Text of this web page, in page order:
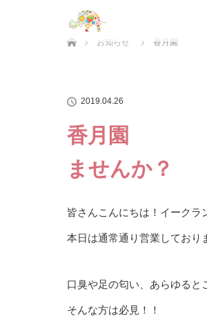
ホーム
お知らせ
香月園 女性
2019.04.26
香月園 女性
ませんか？
皆さんこんにちは！イークラ
本日は通常通り営業しており
口臭や足の匂い、あらゆると
そんな方は必見！！